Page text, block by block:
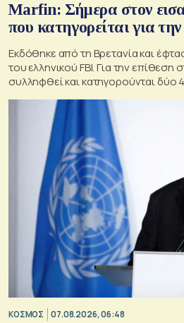
Marfin: Σήμερα στον
που κατηγορείται για
Εκδόθηκε από τη Βρετανία και
του ελληνικού FBI. Για την επίθεση
συλληφθεί και κατηγορούνται δύο
ΚΟΣΜΟΣ 07.08.2026, 06:48